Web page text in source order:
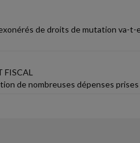
de droits de mutation va-
FISCAL
de nombreuses dépenses